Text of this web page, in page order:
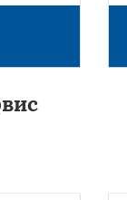
×